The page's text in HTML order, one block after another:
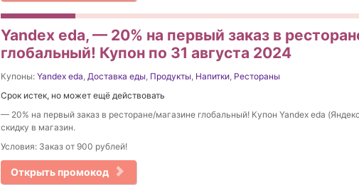
Yandex eda, — 20% на первый заказ в
глобальный! Купон по 31 августа 2024
Купоны: Yandex eda, Доставка еды, Продукты, Напитки, Рестораны
Срок истек, но может ещё действовать
— 20% на первый заказ в ресторане/магазине глобальный! Купон Yandex eda
скидку в магазин.
Условия: Заказ от 900 рублей!
Открыть промокод